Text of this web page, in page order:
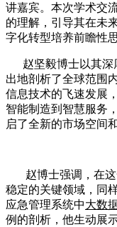
讲嘉宾。本次学术交
的理解，引导其在未
字化转型培养前瞻性
赵坚毅博士以其深
出地剖析了全球范围
信息技术的飞速发展
智能制造到智慧服务
启了全新的市场空间
赵博士强调，在这
稳定的关键领域，同
应急管理系统中大数
例的剖析，他生动展